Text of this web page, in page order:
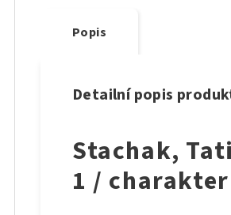
Popis
Detailní popis
Stachak,
1 /